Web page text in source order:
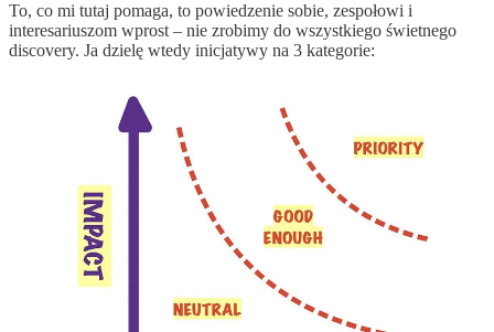
To, co mi tutaj pomaga, to powiedzenie sobie, zespołowi i
interesariuszom wprost – nie zrobimy do wszystkiego świetnego
discovery. Ja dzielę wtedy inicjatywy na 3 kategorie: